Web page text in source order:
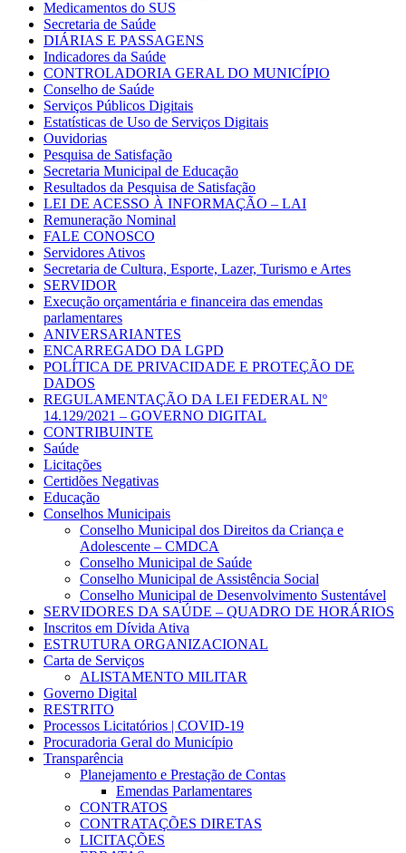
Medicamentos do SUS
Secretaria de Saúde
DIÁRIAS E PASSAGENS
Indicadores da Saúde
CONTROLADORIA GERAL DO MUNICÍPIO
Conselho de Saúde
Serviços Públicos Digitais
Estatísticas de Uso de Serviços Digitais
Ouvidorias
Pesquisa de Satisfação
Secretaria Municipal de Educação
Resultados da Pesquisa de Satisfação
LEI DE ACESSO À INFORMAÇÃO – LAI
Remuneração Nominal
FALE CONOSCO
Servidores Ativos
Secretaria de Cultura, Esporte, Lazer, Turismo e Artes
SERVIDOR
Execução orçamentária e financeira das emendas
parlamentares
ANIVERSARIANTES
ENCARREGADO DA LGPD
POLÍTICA DE PRIVACIDADE E PROTEÇÃO DE
DADOS
REGULAMENTAÇÃO DA LEI FEDERAL Nº
14.129/2021 – GOVERNO DIGITAL
CONTRIBUINTE
Saúde
Licitações
Certidões Negativas
Educação
Conselhos Municipais
Conselho Municipal dos Direitos da Criança e
Adolescente – CMDCA
Conselho Municipal de Saúde
Conselho Municipal de Assistência Social
Conselho Municipal de Desenvolvimento Sustentável
SERVIDORES DA SAÚDE – QUADRO DE HORÁRIOS
Inscritos em Dívida Ativa
ESTRUTURA ORGANIZACIONAL
Carta de Serviços
ALISTAMENTO MILITAR
Governo Digital
RESTRITO
Processos Licitatórios | COVID-19
Procuradoria Geral do Município
Transparência
Planejamento e Prestação de Contas
Emendas Parlamentares
CONTRATOS
CONTRATAÇÕES DIRETAS
LICITAÇÕES